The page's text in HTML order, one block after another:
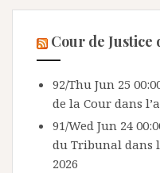
Cour de Justice
92/Thu Jun 25
de la Cour dans
91/Wed Jun 24
du Tribunal dans
2026